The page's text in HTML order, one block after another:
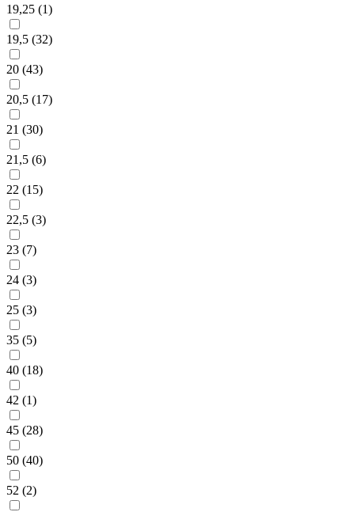
19,25 (1)
19,5 (32)
20 (43)
20,5 (17)
21 (30)
21,5 (6)
22 (15)
22,5 (3)
23 (7)
24 (3)
25 (3)
35 (5)
40 (18)
42 (1)
45 (28)
50 (40)
52 (2)